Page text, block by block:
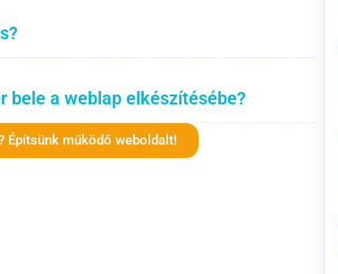
bele a weblap elkészítésébe?
Építsünk működő weboldalt!